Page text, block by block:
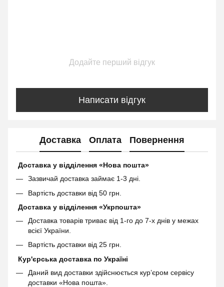
Додайте перший відгук
Написати відгук
Доставка Оплата Повернення
Доставка у відділення «Нова пошта»
Зазвичай доставка займає 1-3 дні.
Вартість доставки від 50 грн.
Доставка у відділення «Укрпошта»
Доставка товарів триває від 1-го до 7-х днів у межах
всієї України.
Вартість доставки від 25 грн.
Кур'єрська доставка по Україні
Даний вид доставки здійснюється кур’єром сервісу
доставки «Нова пошта».